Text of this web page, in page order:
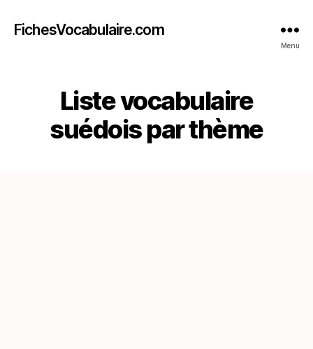
FichesVocabulaire.com
Menu
Liste vocabulaire
suédois par thème